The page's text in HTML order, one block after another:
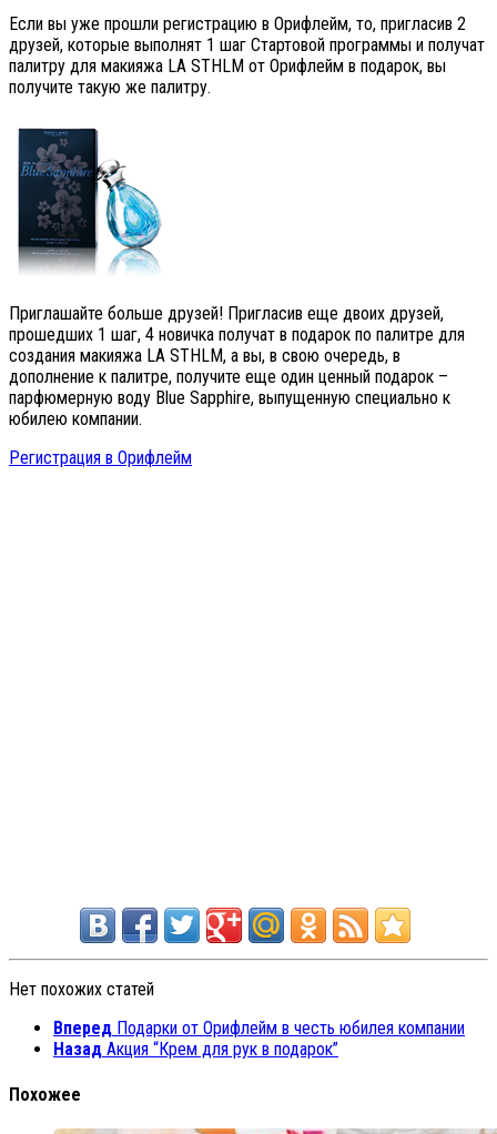
Если вы уже прошли регистрацию в Орифлейм, то, пригласив 2
друзей, которые выполнят 1 шаг Стартовой программы и получат
палитру для макияжа LA STHLM от Орифлейм в подарок, вы
получите такую же палитру.
Приглашайте больше друзей! Пригласив еще двоих друзей,
прошедших 1 шаг, 4 новичка получат в подарок по палитре для
создания макияжа LA STHLM, а вы, в свою очередь, в
дополнение к палитре, получите еще один ценный подарок –
парфюмерную воду Blue Sapphire, выпущенную специально к
юбилею компании.
Регистрация в Орифлейм
Нет похожих статей
Вперед Подарки от Орифлейм в честь юбилея компании
Назад Акция “Крем для рук в подарок”
Похожее